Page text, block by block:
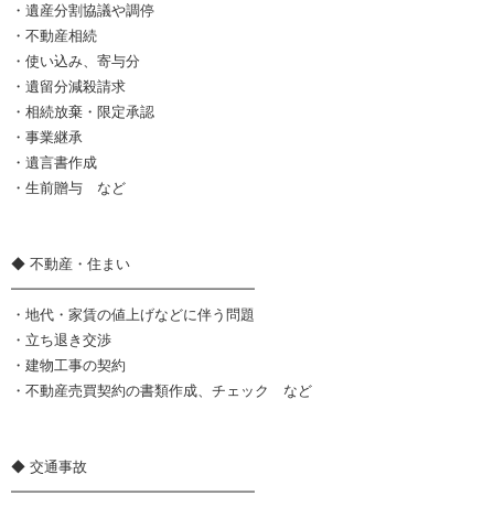
・遺産分割協議や調停
・不動産相続
・使い込み、寄与分
・遺留分減殺請求
・相続放棄・限定承認
・事業継承
・遺言書作成
・生前贈与 など
◆ 不動産・住まい
━━━━━━━━━━━━━━━━━
・地代・家賃の値上げなどに伴う問題
・立ち退き交渉
・建物工事の契約
・不動産売買契約の書類作成、チェック など
◆ 交通事故
━━━━━━━━━━━━━━━━━